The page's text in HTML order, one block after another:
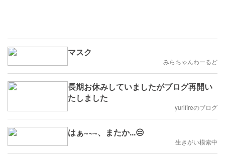
マスク
みらちゃんわーるど
長期お休みしていましたがブログ再開い
たしました
yurifireのブログ
はぁ~~~、またか...😑
生きがい模索中